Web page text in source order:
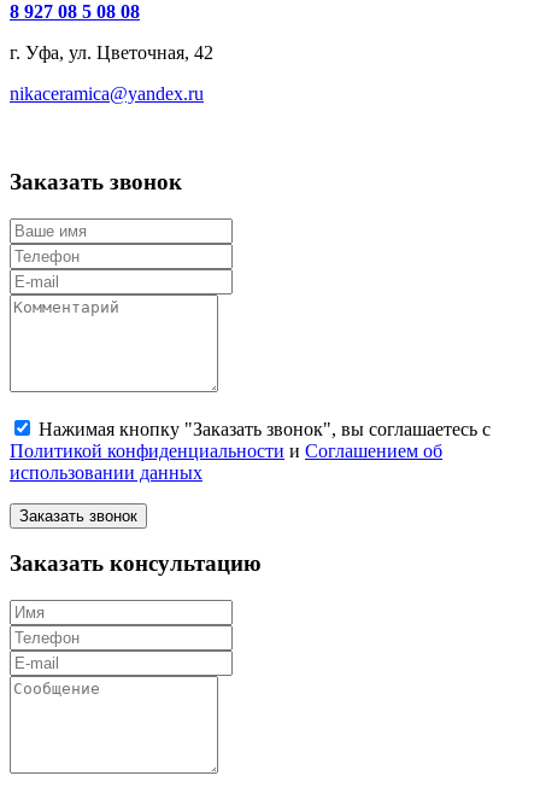
8 927 08 5 08 08
г. Уфа, ул. Цветочная, 42
nikaceramica@yandex.ru
Заказать звонок
Нажимая кнопку "Заказать звонок", вы соглашаетесь с
Политикой конфиденциальности и Соглашением об
использовании данных
Заказать звонок
Заказать консультацию